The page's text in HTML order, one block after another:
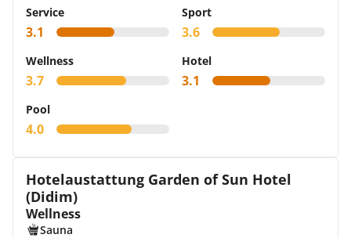
Service
3.1
Sport
3.6
Wellness
3.7
Hotel
3.1
Pool
4.0
Hotelaustattung Garden of Sun Hotel
(Didim)
Wellness
Sauna